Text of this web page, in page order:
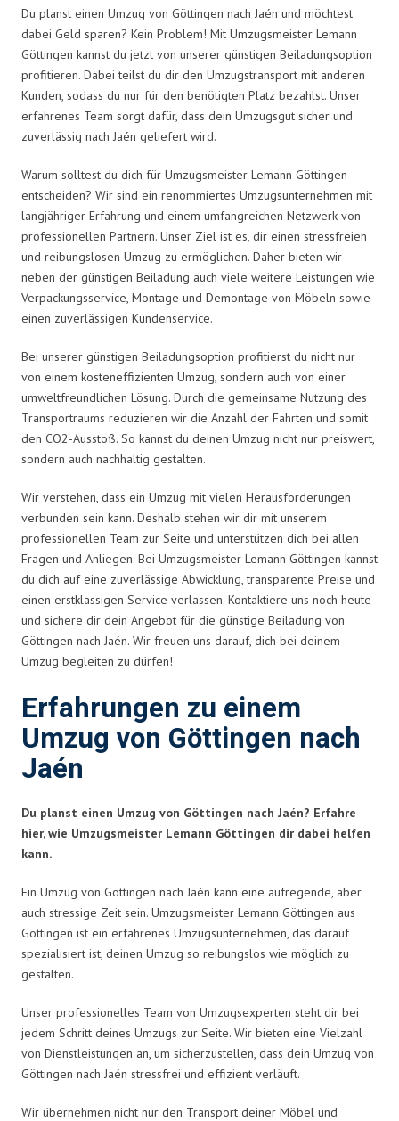
Du planst einen Umzug von Göttingen nach Jaén und möchtest
dabei Geld sparen? Kein Problem! Mit Umzugsmeister Lemann
Göttingen kannst du jetzt von unserer günstigen Beiladungsoption
profitieren. Dabei teilst du dir den Umzugstransport mit anderen
Kunden, sodass du nur für den benötigten Platz bezahlst. Unser
erfahrenes Team sorgt dafür, dass dein Umzugsgut sicher und
zuverlässig nach Jaén geliefert wird.
Warum solltest du dich für Umzugsmeister Lemann Göttingen
entscheiden? Wir sind ein renommiertes Umzugsunternehmen mit
langjähriger Erfahrung und einem umfangreichen Netzwerk von
professionellen Partnern. Unser Ziel ist es, dir einen stressfreien
und reibungslosen Umzug zu ermöglichen. Daher bieten wir
neben der günstigen Beiladung auch viele weitere Leistungen wie
Verpackungsservice, Montage und Demontage von Möbeln sowie
einen zuverlässigen Kundenservice.
Bei unserer günstigen Beiladungsoption profitierst du nicht nur
von einem kosteneffizienten Umzug, sondern auch von einer
umweltfreundlichen Lösung. Durch die gemeinsame Nutzung des
Transportraums reduzieren wir die Anzahl der Fahrten und somit
den CO2-Ausstoß. So kannst du deinen Umzug nicht nur preiswert,
sondern auch nachhaltig gestalten.
Wir verstehen, dass ein Umzug mit vielen Herausforderungen
verbunden sein kann. Deshalb stehen wir dir mit unserem
professionellen Team zur Seite und unterstützen dich bei allen
Fragen und Anliegen. Bei Umzugsmeister Lemann Göttingen kannst
du dich auf eine zuverlässige Abwicklung, transparente Preise und
einen erstklassigen Service verlassen. Kontaktiere uns noch heute
und sichere dir dein Angebot für die günstige Beiladung von
Göttingen nach Jaén. Wir freuen uns darauf, dich bei deinem
Umzug begleiten zu dürfen!
Erfahrungen zu einem
Umzug von Göttingen nach
Jaén
Du planst einen Umzug von Göttingen nach Jaén? Erfahre
hier, wie Umzugsmeister Lemann Göttingen dir dabei helfen
kann.
Ein Umzug von Göttingen nach Jaén kann eine aufregende, aber
auch stressige Zeit sein. Umzugsmeister Lemann Göttingen aus
Göttingen ist ein erfahrenes Umzugsunternehmen, das darauf
spezialisiert ist, deinen Umzug so reibungslos wie möglich zu
gestalten.
Unser professionelles Team von Umzugsexperten steht dir bei
jedem Schritt deines Umzugs zur Seite. Wir bieten eine Vielzahl
von Dienstleistungen an, um sicherzustellen, dass dein Umzug von
Göttingen nach Jaén stressfrei und effizient verläuft.
Wir übernehmen nicht nur den Transport deiner Möbel und